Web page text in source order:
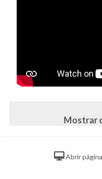
Mostrar
Abrir